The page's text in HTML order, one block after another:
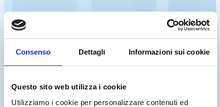
Consenso Dettagli Informazioni sui cookie
Questo sito web utilizza i cookie
Utilizziamo i cookie per personalizzare contenuti ed